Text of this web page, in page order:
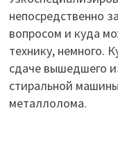
непосредственно
вопросом и куда
технику, немного.
сдаче вышедшего
стиральной
металлолома.